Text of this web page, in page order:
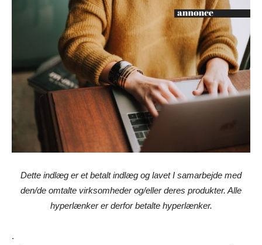
Dette indlæg er et betalt indlæg og lavet I samarbejde med
den/de omtalte virksomheder og/eller deres produkter. Alle
hyperlænker er derfor betalte hyperlænker.
.